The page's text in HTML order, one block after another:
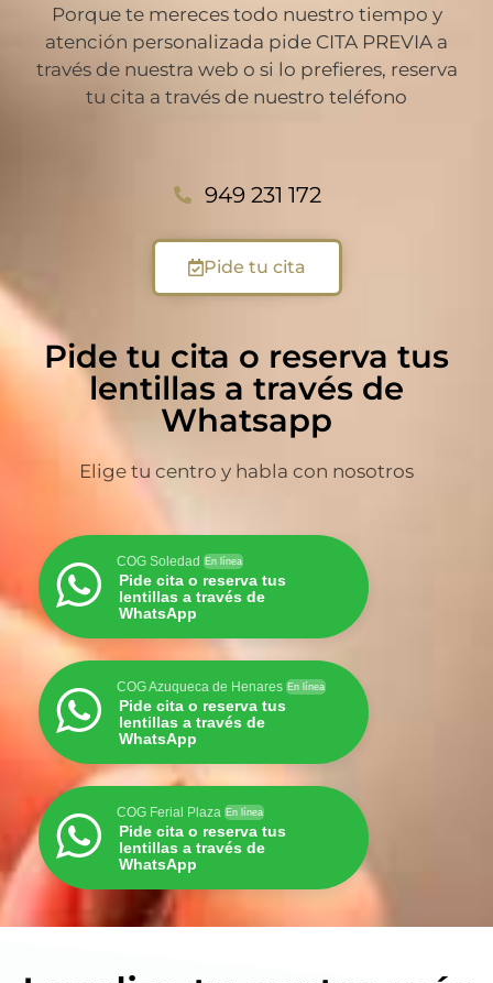
Porque te mereces todo nuestro tiempo y
atención personalizada pide CITA PREVIA a
través de nuestra web o si lo prefieres, reserva
tu cita a través de nuestro teléfono
949 231 172
Pide tu cita
Pide tu cita o reserva tus
lentillas a través de
Whatsapp
Elige tu centro y habla con nosotros
COG Soledad En línea
Pide cita o reserva tus
lentillas a través de
WhatsApp
COG Azuqueca de Henares En línea
Pide cita o reserva tus
lentillas a través de
WhatsApp
COG Ferial Plaza En línea
Pide cita o reserva tus
lentillas a través de
WhatsApp